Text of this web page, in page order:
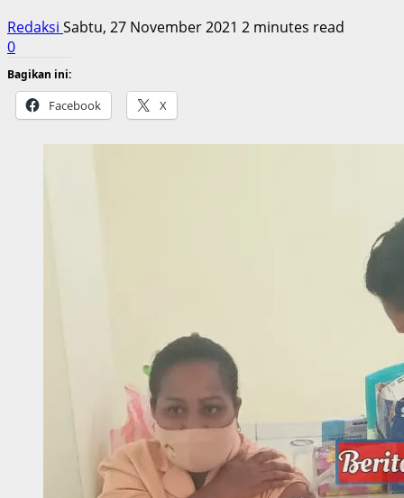
Redaksi Sabtu, 27 November 2021 2 minutes read
0
Bagikan ini:
Facebook X